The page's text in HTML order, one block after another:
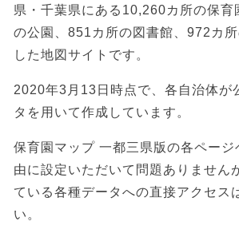
県・千葉県にある10,260カ所の保
の公園、851カ所の図書館、972カ
した地図サイトです。
2020年3月13日時点で、各自治体が
タを用いて作成しています。
保育園マップ 一都三県版の各ページ
由に設定いただいて問題ありません
ている各種データへの直接アクセス
い。